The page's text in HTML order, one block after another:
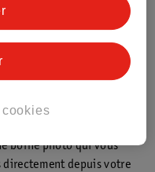
magasin, rapidement et
chez vous pour votre
borne photo qui vous
directement depuis votre
cookies